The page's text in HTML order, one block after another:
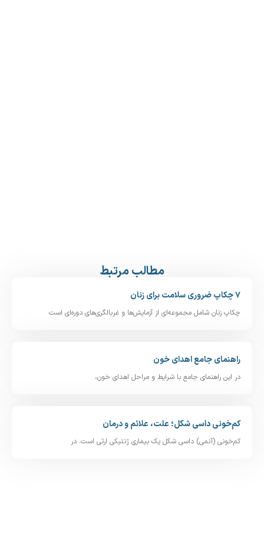
مطالب مرتبط
۷ چکاپ ضروری سلامت برای زنان
چکاپ زنان شامل مجموعه‌ای از آزمایش‌ها و غربالگری‌های دوره‌ای است
راهنمای جامع اهدای خون
در این راهنمای جامع با شرایط و مراحل اهدای خون،
کم‌خونی داسی‌ شکل؛ علت، علائم و درمان
کم‌خونی (آنمی) داسی‌ شکل یک بیماری ژنتیکی ارثی است. در